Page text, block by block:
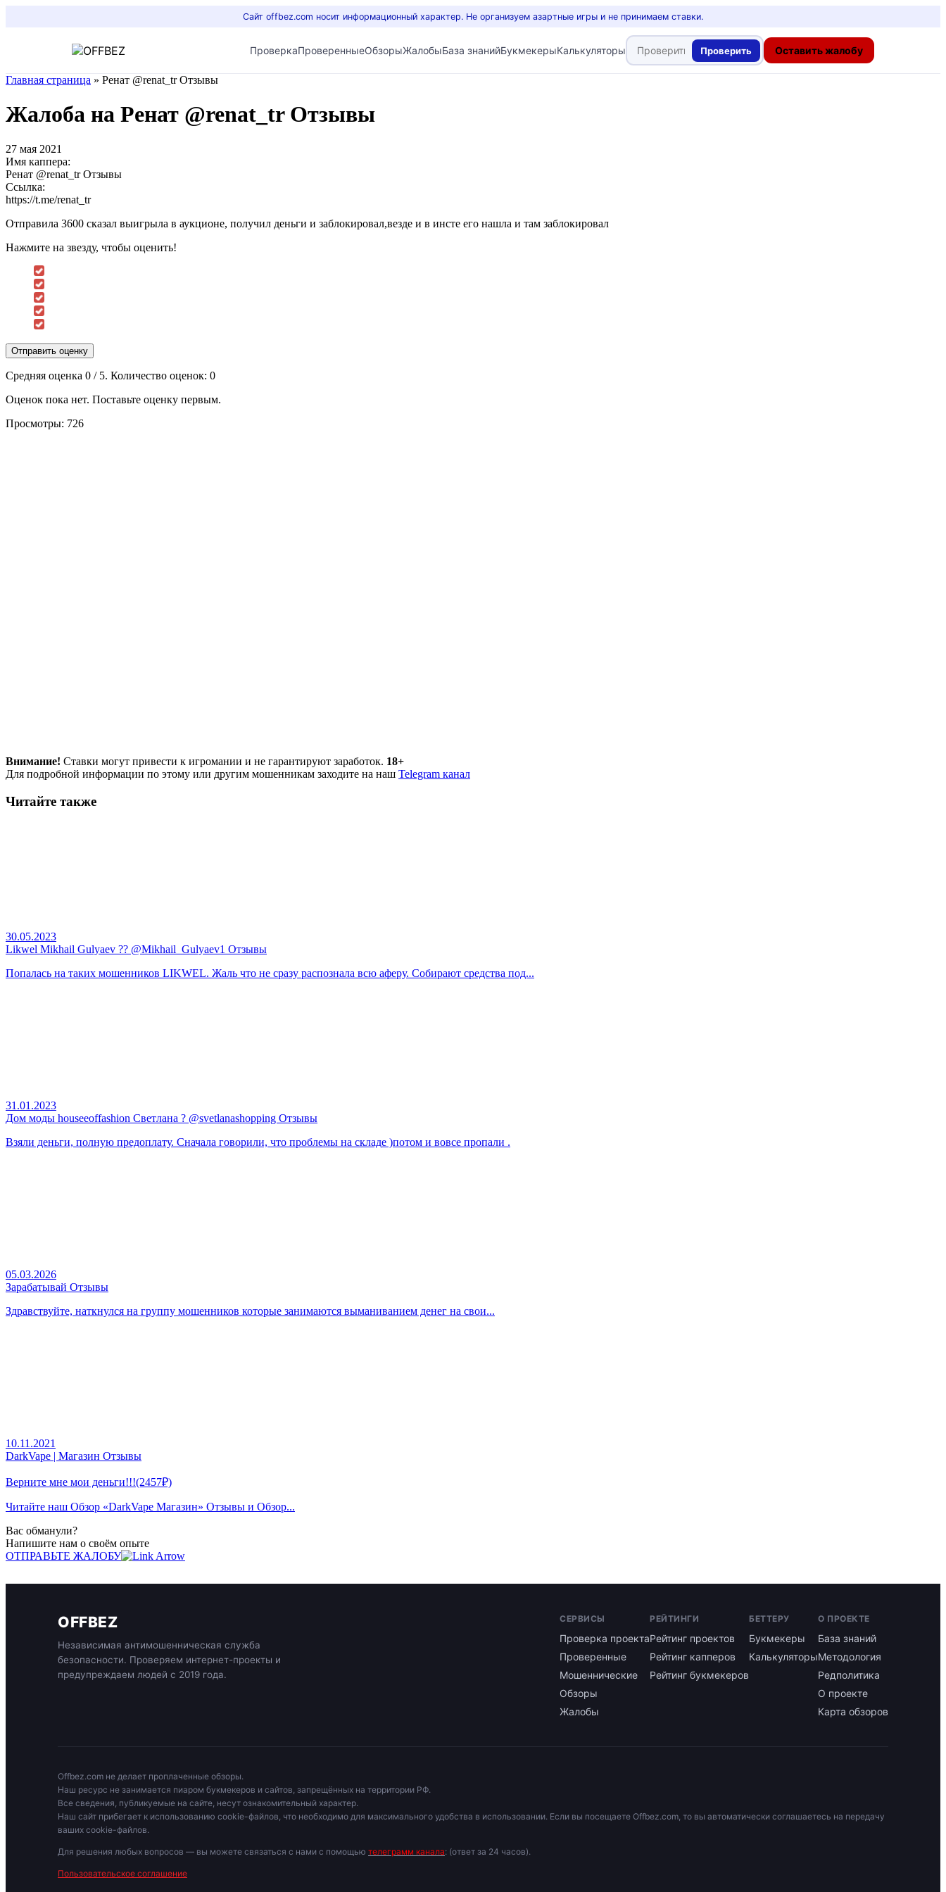
Сайт offbez.com носит информационный характер. Не организуем азартные игры и не принимаем ставки.
ПроверкаПроверенныеОбзорыЖалобыБаза знанийБукмекерыКалькуляторы Проверить Оставить жалобу
Главная страница » Ренат @renat_tr Отзывы
Жалоба на Ренат @renat_tr Отзывы
27 мая 2021
Имя каппера:
Ренат @renat_tr Отзывы
Ссылка:
https://t.me/renat_tr
Отправила 3600 сказал выигрыла в аукционе, получил деньги и заблокировал,везде и в инсте его нашла и там заблокировал
Нажмите на звезду, чтобы оценить!
Отправить оценку
Средняя оценка 0 / 5. Количество оценок: 0
Оценок пока нет. Поставьте оценку первым.
Просмотры: 726
Внимание! Ставки могут привести к игромании и не гарантируют заработок. 18+
Для подробной информации по этому или другим мошенникам заходите на наш Telegram канал
Читайте также
30.05.2023
Likwel Mikhail Gulyaev ?? @Mikhail_Gulyaev1 Отзывы
Попалась на таких мошенников LIKWEL. Жаль что не сразу распознала всю аферу. Собирают средства под...
31.01.2023
Дом моды houseeoffashion Светлана ? @svetlanashopping Отзывы
Взяли деньги, полную предоплату. Сначала говорили, что проблемы на складе )потом и вовсе пропали .
05.03.2026
Зарабатывай Отзывы
Здравствуйте, наткнулся на группу мошенников которые занимаются выманиванием денег на свои...
10.11.2021
DarkVape | Магазин Отзывы
Верните мне мои деньги!!!(2457₽)
Читайте наш Обзор «DarkVape Магазин» Отзывы и Обзор...
Вас обманули?
Напишите нам о своём опыте
ОТПРАВЬТЕ ЖАЛОБУ
OFFBEZ
Независимая антимошенническая служба
безопасности. Проверяем интернет-проекты и
предупреждаем людей с 2019 года.
СЕРВИСЫ
Проверка проекта
Проверенные
Мошеннические
Обзоры
Жалобы
РЕЙТИНГИ
Рейтинг проектов
Рейтинг капперов
Рейтинг букмекеров
БЕТТЕРУ
Букмекеры
Калькуляторы
О ПРОЕКТЕ
База знаний
Методология
Редполитика
О проекте
Карта обзоров
Offbez.com не делает проплаченные обзоры.
Наш ресурс не занимается пиаром букмекеров и сайтов, запрещённых на территории РФ.
Все сведения, публикуемые на сайте, несут ознакомительный характер.
Наш сайт прибегает к использованию cookie-файлов, что необходимо для максимального удобства в использовании. Если вы посещаете Offbez.com, то вы автоматически соглашаетесь на передачу
ваших cookie-файлов.
Для решения любых вопросов — вы можете связаться с нами с помощью телеграмм канала: (ответ за 24 часов).
Пользовательское соглашение